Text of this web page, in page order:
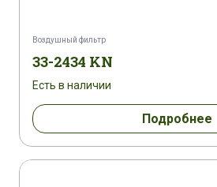
Воздушный фильтр
33-2434 KN
Есть в наличии
Подробнее